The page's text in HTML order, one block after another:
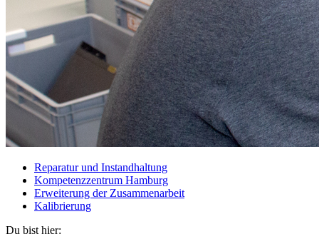
Reparatur und Instandhaltung
Kompetenzzentrum Hamburg
Erweiterung der Zusammenarbeit
Kalibrierung
Du bist hier: